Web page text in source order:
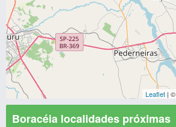
Leaflet | ©
Boracéia localidades próximas